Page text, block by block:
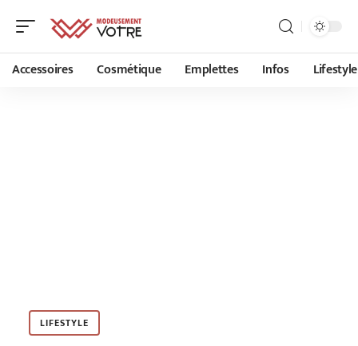
Accessoires Cosmétique Emplettes Infos Lifestyle
LIFESTYLE